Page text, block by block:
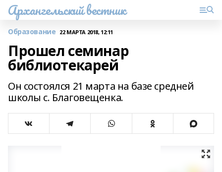
Архангельский вестник
Образование 22 МАРТА 2018, 12:11
Прошел семинар
библиотекарей
Он состоялся 21 марта на базе средней
школы с. Благовещенка.